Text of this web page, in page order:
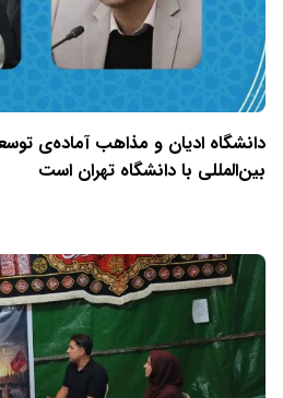
دانشگاه ادیان و مذاهب آماده‌ی
بین‌المللی با دانشگاه تهران است